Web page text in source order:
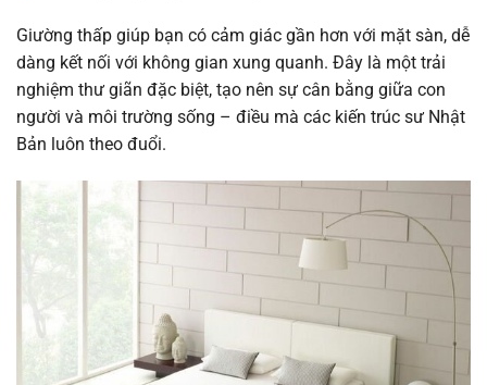
Giường thấp giúp bạn có cảm giác gần hơn với mặt sàn, dễ
dàng kết nối với không gian xung quanh. Đây là một trải
nghiệm thư giãn đặc biệt, tạo nên sự cân bằng giữa con
người và môi trường sống – điều mà các kiến trúc sư Nhật
Bản luôn theo đuổi.